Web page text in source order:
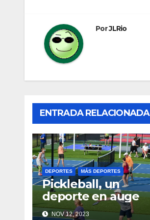
PorJLRio
ENTRADA RELACIONADA
DEPORTES MÁS DEPORTES
Pickleball, un
deporte en auge
NOV 12, 2023